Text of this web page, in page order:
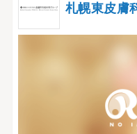
札幌東皮膚